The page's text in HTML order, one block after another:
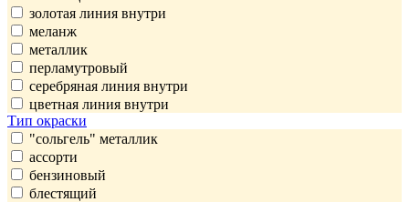
золотая линия внутри
меланж
металлик
перламутровый
серебряная линия внутри
цветная линия внутри
Тип окраски
"сольгель" металлик
ассорти
бензиновый
блестящий